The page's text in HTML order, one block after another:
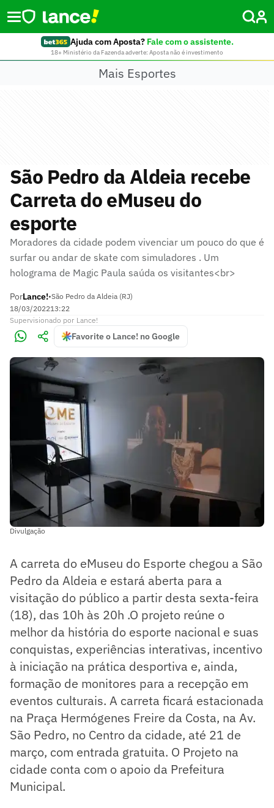
Ajuda com Aposta? Fale com o assistente.
18+ Ministério da Fazenda adverte: Aposta não é investimento
Mais Esportes
São Pedro da Aldeia recebe
Carreta do eMuseu do
esporte
Moradores da cidade podem vivenciar um pouco do que é
surfar ou andar de skate com simuladores . Um
holograma de Magic Paula saúda os visitantes<br>
PorLance!•São Pedro da Aldeia (RJ)
18/03/202213:22
Supervisionado por Lance!
Favorite o Lance! no Google
Divulgação
A carreta do eMuseu do Esporte chegou a São
Pedro da Aldeia e estará aberta para a
visitação do público a partir desta sexta-feira
(18), das 10h às 20h .O projeto reúne o
melhor da história do esporte nacional e suas
conquistas, experiências interativas, incentivo
à iniciação na prática desportiva e, ainda,
formação de monitores para a recepção em
eventos culturais. A carreta ficará estacionada
na Praça Hermógenes Freire da Costa, na Av.
São Pedro, no Centro da cidade, até 21 de
março, com entrada gratuita. O Projeto na
cidade conta com o apoio da Prefeitura
Municipal.